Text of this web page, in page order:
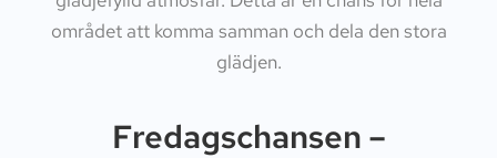
området att komma samman och dela den stora
glädjen.
Fredagschansen –